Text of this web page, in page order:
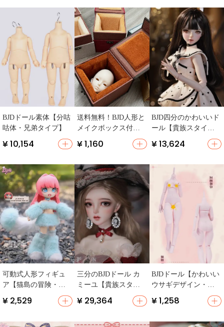
BJDドール素体【分咕
咕体・兄弟タイプ】
¥ 10,154
送料無料！BJD人形と
メイクボックス付き
【収納ボックス・顔
網付】 （セットアッ
¥ 1,160
BJD四分のかわいいド
ール【貴族スタイ
¥ 13,624
可動式人形フィギュ
ア【猫島の冒険・女
の子向け・プレゼン
トに最適】
¥ 2,529
三分のBJDドール カ
ミーユ【貴族スタイ
ル・リアルヘッド・
現貨】
¥ 29,364
BJDドール【かわいい
ウサギデザイン・素
¥ 1,258